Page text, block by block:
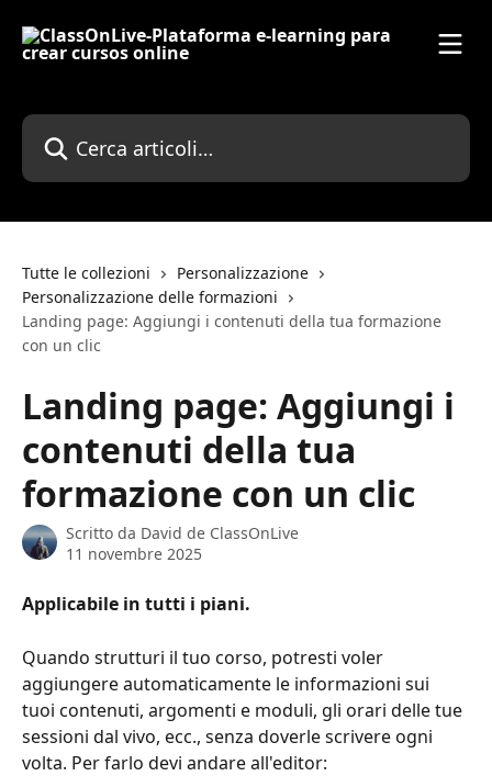
Cerca articoli…
Tutte le collezioni
Personalizzazione
Personalizzazione delle formazioni
Landing page: Aggiungi i contenuti della tua formazione
con un clic
Landing page: Aggiungi i
contenuti della tua
formazione con un clic
Scritto da David de ClassOnLive
11 novembre 2025
Applicabile in tutti i piani.
Quando strutturi il tuo corso, potresti voler
aggiungere automaticamente le informazioni sui
tuoi contenuti, argomenti e moduli, gli orari delle tue
sessioni dal vivo, ecc., senza doverle scrivere ogni
volta. Per farlo devi andare all'editor: